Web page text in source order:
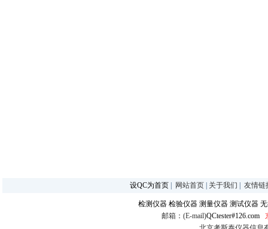
设QC为首页 网站首页 关于我们 友情链
检测仪器 检验仪器 测量仪器 测试仪器
邮箱：(E-mail)QCtester#126.com